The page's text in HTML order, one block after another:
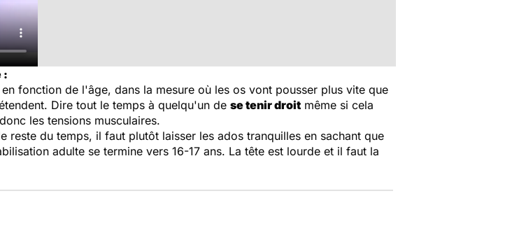
:
en fonction de l'âge, dans la mesure où les os vont pousser plus vite que
Dire tout le temps à quelqu'un de se tenir droit même si cela
les tensions musculaires.
reste du temps, il faut plutôt laisser les ados tranquilles en sachant que
adulte se termine vers 16-17 ans. La tête est lourde et il faut la